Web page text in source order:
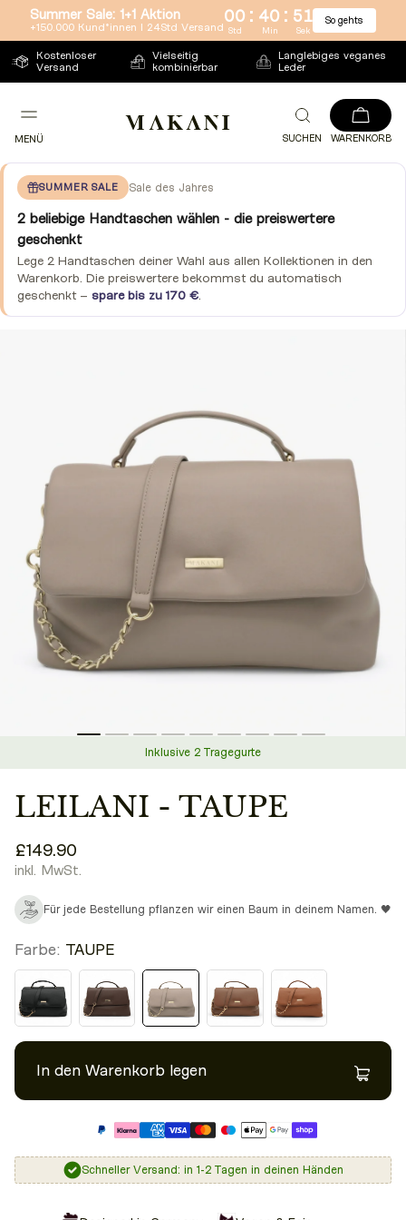
Direkt
zum
Inhalt
Summer Sale: 1+1 Aktion
+150.000 Kund*innen l 24Std Versand
00 : 40 : 50
Std Min Sek
So gehts
Kostenloser
Versand
Vielseitig
kombinierbar
Langlebiges veganes
Leder
MENÜ SUCHEN WARENKORB
SUMMER SALE Sale des Jahres
2 beliebige Handtaschen wählen - die preiswertere
geschenkt
Lege 2 Handtaschen deiner Wahl aus allen Kollektionen in den
Warenkorb. Die preiswertere bekommst du automatisch
geschenkt – spare bis zu 170 €
Inklusive 2 Tragegurte
LEILANI - TAUPE
£149.90
inkl. MwSt.
Für jede Bestellung pflanzen wir einen Baum in deinem Namen. 🖤
Farbe: TAUPE
In den Warenkorb legen
Schneller Versand: in 1-2 Tagen in deinen Händen